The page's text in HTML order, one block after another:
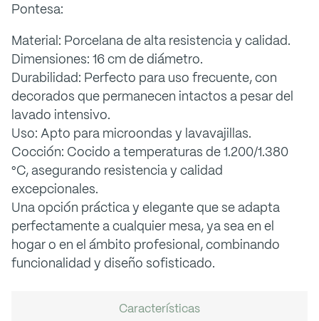
Características
Pontesa:
Material: Porcelana de alta resistencia y calidad.
Dimensiones: 16 cm de diámetro.
Durabilidad: Perfecto para uso frecuente, con
decorados que permanecen intactos a pesar del
lavado intensivo.
Uso: Apto para microondas y lavavajillas.
Cocción: Cocido a temperaturas de 1.200/1.380
°C, asegurando resistencia y calidad
excepcionales.
Una opción práctica y elegante que se adapta
perfectamente a cualquier mesa, ya sea en el
hogar o en el ámbito profesional, combinando
funcionalidad y diseño sofisticado.